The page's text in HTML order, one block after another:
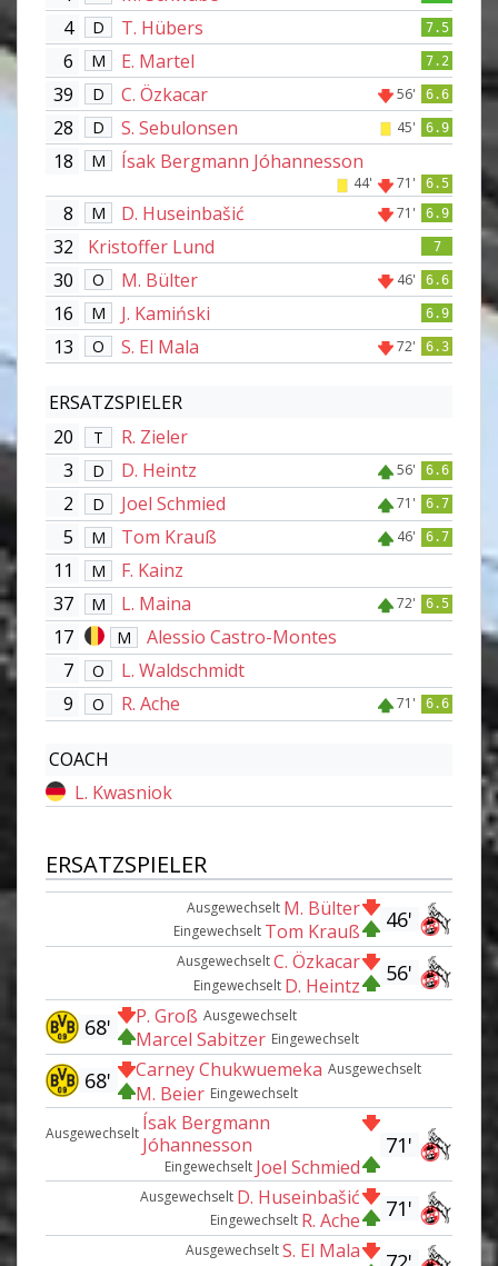
4 D T. Hübers 7.5
6 M E. Martel 7.2
39 D C. Özkacar 56' 6.6
28 D S. Sebulonsen 45' 6.9
18 M Ísak Bergmann Jóhannesson
44' 71' 6.5
8 M D. Huseinbašić 71' 6.9
32 Kristoffer Lund 7
30 O M. Bülter 46' 6.6
16 M J. Kamiński 6.9
13 O S. El Mala 72' 6.3
ERSATZSPIELER
20
T
R. Zieler
3
D D. Heintz 56' 6.6
2 D Joel Schmied 71' 6.7
5 M Tom Krauß 46' 6.7
11 M
F. Kainz
37
M L. Maina 72' 6.5
17 M
Alessio Castro-Montes
7
O
L. Waldschmidt
9
O R. Ache 71' 6.6
COACH
L. Kwasniok
ERSATZSPIELER
46'
Ausgewechselt M. Bülter
Eingewechselt Tom Krauß
56'
AusgewechseltC. Özkacar
Eingewechselt D. Heintz
Ausgewechselt
P. Groß
Eingewechselt
Marcel Sabitzer
68'
Ausgewechselt
Carney Chukwuemeka
Eingewechselt
M. Beier
68'
71'
Ausgewechselt Ísak Bergmann
Jóhannesson
Eingewechselt Joel Schmied
71'
Ausgewechselt D. Huseinbašić
Eingewechselt R. Ache
AusgewechseltS. El Mala